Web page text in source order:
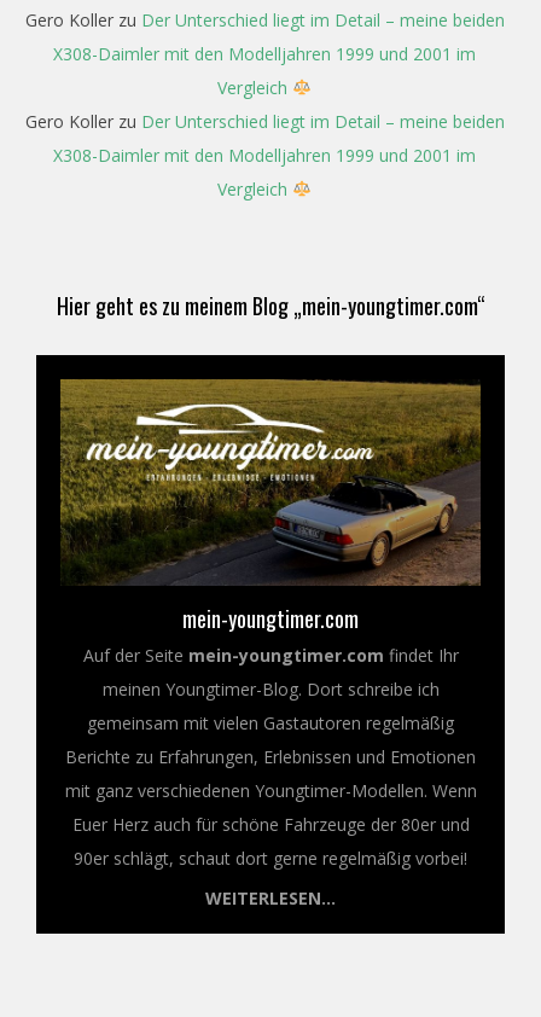
Gero Kollerzu Der Unterschied liegt im Detail – meine beiden
X308-Daimler mit den Modelljahren 1999 und 2001 im
Vergleich
Gero Kollerzu Der Unterschied liegt im Detail – meine beiden
X308-Daimler mit den Modelljahren 1999 und 2001 im
Vergleich
Hier geht es zu meinem Blog „mein-youngtimer.com“
mein-youngtimer.com
Auf der Seite mein-youngtimer.com findet Ihr
meinen Youngtimer-Blog. Dort schreibe ich
gemeinsam mit vielen Gastautoren regelmäßig
Berichte zu Erfahrungen, Erlebnissen und Emotionen
mit ganz verschiedenen Youngtimer-Modellen. Wenn
Euer Herz auch für schöne Fahrzeuge der 80er und
90er schlägt, schaut dort gerne regelmäßig vorbei!
WEITERLESEN...